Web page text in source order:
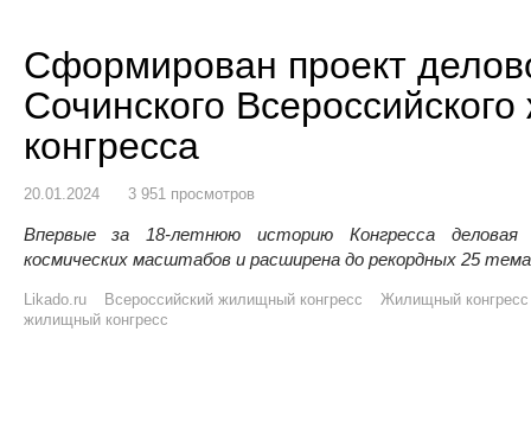
Сформирован проект
Сочинского
конгресса
20.01.2024 3 951 просмотров
Впервые за 18-летнюю историю Конгресса деловая
космических масштабов и расширена до рекордных 25
Likado.ru Всероссийский жилищный конгресс
Жилищный конгресс
жилищный конгресс